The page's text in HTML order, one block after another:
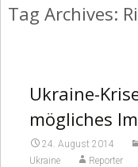
Nachrichten,
Video
Tag Archives:
Ukraine-
mögliches
24. August 2014
Ukraine Reporter